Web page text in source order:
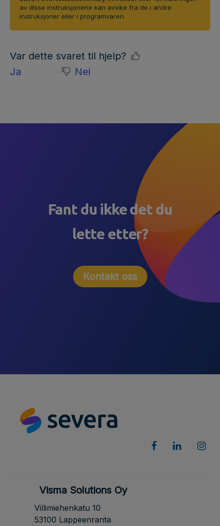
av disse instruksjonene kan avvike fra de i andre
instruksjoner eller i programvaren.
Var dette svaret til hjelp?
Ja
Nei
Fant du ikke det du
lette etter?
Kontakt oss
Visma Solutions Oy
Villimiehenkatu 10
53100 Lappeenranta